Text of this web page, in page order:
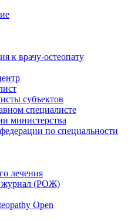
к врачу-остеопату
субъектов
специалисте
министерства
по специальности
лечения
журнал (РОЖ)
Open